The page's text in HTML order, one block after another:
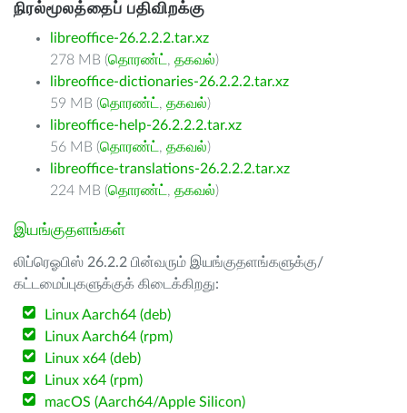
நிரல்மூலத்தைப் பதிவிறக்கு
libreoffice-26.2.2.2.tar.xz
278 MB (தொரண்ட் , தகவல்)
libreoffice-dictionaries-26.2.2.2.tar.xz
59 MB (தொரண்ட் , தகவல்)
libreoffice-help-26.2.2.2.tar.xz
56 MB (தொரண்ட் , தகவல்)
libreoffice-translations-26.2.2.2.tar.xz
224 MB (தொரண்ட் , தகவல்)
இயங்குதளங்கள்
லிப்ரெஓபிஸ் 26.2.2 பின்வரும் இயங்குதளங்களுக்கு/
கட்டமைப்புகளுக்குக் கிடைக்கிறது:
Linux Aarch64 (deb)
Linux Aarch64 (rpm)
Linux x64 (deb)
Linux x64 (rpm)
macOS (Aarch64/Apple Silicon)